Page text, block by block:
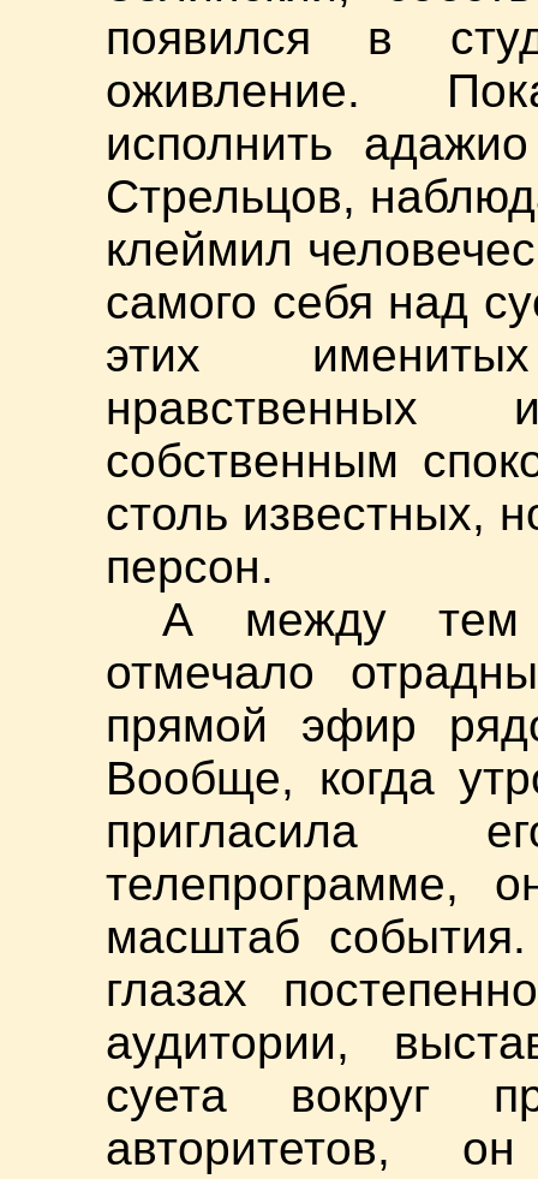
появился в
оживление.
исполнить
Стрельцов,
клеймил
самого себя над
этих
нравственных
собственным
столь известных,
персон.
А между тем
отмечало
прямой эфир
Вообще, когда
пригласила
телепрограмме,
масштаб
глазах
аудитории,
суета вокруг
авторитетов,